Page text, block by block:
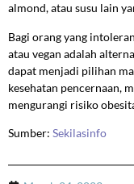
almond, atau susu lain
Bagi orang yang
atau vegan adalah
dapat menjadi pilihan
kesehatan pencernaan,
mengurangi risiko
Sumber: Sekilasinfo